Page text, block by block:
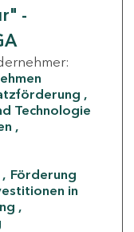
-
Technologie
Förderung
in